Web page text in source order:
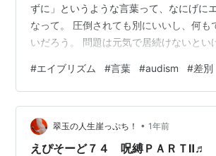
ずに」というような言葉って、なにげに
なって。 圧倒されても別にいいし、何も
いだろう。 問題は元気で居続けないとい
ことを盾にしてる」「耳のことを盾にし
りしてる」「耳のことばっかり言うのや
っておなじひとから「当人はそんなつも
うけど」 何度も明らかなエイブリズムで
対面でもLINEでもかけ続けられたことが
#エイブリズム #言葉 #audism #差別
翠玉の人生崖っぷち！ • 1年前
えぴそーど７４ 呪縛ＰＡＲＴⅡ♬